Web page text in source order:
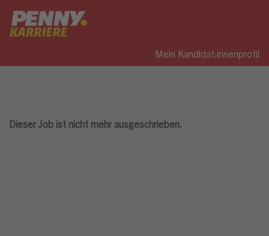
Mein Kandidat:innenprofil
Dieser Job ist nicht mehr ausgeschrieben.